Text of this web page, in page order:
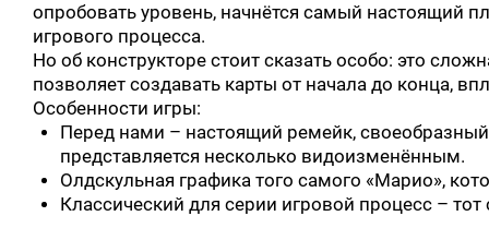
опробовать уровень, начнётся самый настоящий
игрового процесса.
Но об конструкторе стоит сказать особо: это
позволяет создавать карты от начала до конца,
Особенности игры:
Перед нами – настоящий ремейк,
представляется несколько видоизменённым.
Олдскульная графика того самого «Марио»,
Классический для серии игровой процесс –